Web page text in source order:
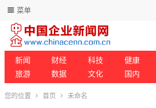
菜单
新闻 财经 科技 健康
旅游
数据 文化 国内
您的位置 首页 未命名